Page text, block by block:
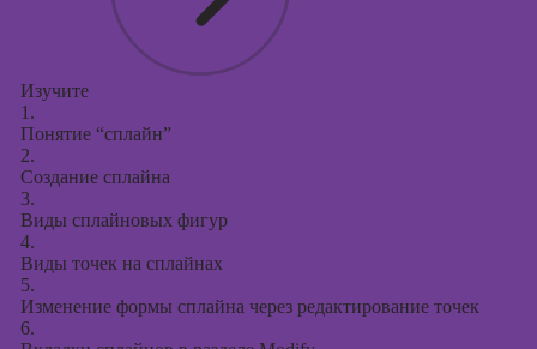
Изучите
1.
Понятие “сплайн”
2.
Создание сплайна
3.
Виды сплайновых фигур
4.
Виды точек на сплайнах
5.
Изменение формы сплайна через редактирование точек
6.